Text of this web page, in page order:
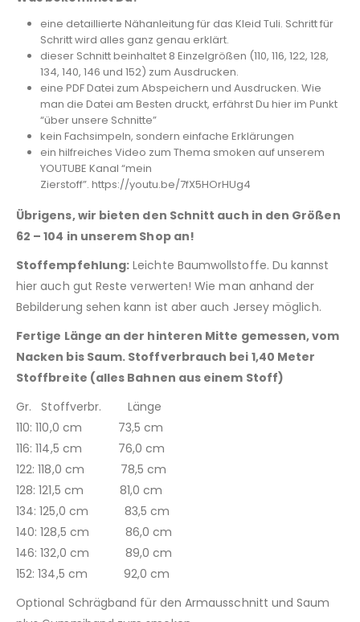
eine detaillierte Nähanleitung für das Kleid Tuli. Schritt für
Schritt wird alles ganz genau erklärt.
dieser Schnitt beinhaltet 8 Einzelgrößen (110, 116, 122, 128,
134, 140, 146 und 152) zum Ausdrucken.
eine PDF Datei zum Abspeichern und Ausdrucken. Wie
man die Datei am Besten druckt, erfährst Du hier im Punkt
“über unsere Schnitte”
kein Fachsimpeln, sondern einfache Erklärungen
ein hilfreiches Video zum Thema smoken auf unserem
YOUTUBE Kanal “mein
Zierstoff”. https://youtu.be/7fX5HOrHUg4
Übrigens, wir bieten den Schnitt auch in den Größen
62 – 104 in unserem Shop an!
Stoffempfehlung: Leichte Baumwollstoffe. Du kannst
hier auch gut Reste verwerten! Wie man anhand der
Bebilderung sehen kann ist aber auch Jersey möglich.
Fertige Länge an der hinteren Mitte gemessen, vom
Nacken bis Saum. Stoffverbrauch bei 1,40 Meter
Stoffbreite (alles Bahnen aus einem Stoff)
Gr. Stoffverbr. Länge
110: 110,0 cm 73,5 cm
116: 114,5 cm 76,0 cm
122: 118,0 cm 78,5 cm
128: 121,5 cm 81,0 cm
134: 125,0 cm 83,5 cm
140: 128,5 cm 86,0 cm
146: 132,0 cm 89,0 cm
152: 134,5 cm 92,0 cm
Optional Schrägband für den Armausschnitt und Saum